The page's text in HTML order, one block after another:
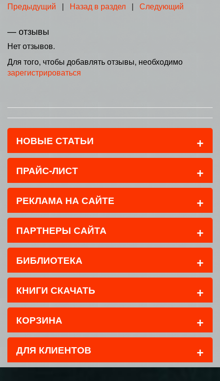
Предыдущий | Назад в раздел | Следующий
— отзывы
Нет отзывов.
Для того, чтобы добавлять отзывы, необходимо
зарегистрироваться
НОВЫЕ СТАТЬИ +
ПРАЙС-ЛИСТ +
РЕКЛАМА НА САЙТЕ +
ПАРТНЕРЫ САЙТА +
БИБЛИОТЕКА +
КНИГИ СКАЧАТЬ +
КОРЗИНА +
ДЛЯ КЛИЕНТОВ +